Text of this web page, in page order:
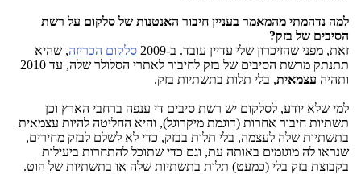
למה נדהמתי מהמאמר בעניין חיבור האנטנות של סלקום על רשת
הסיבים של בזק?
זאת, מפני שהזיכרון שלי עדיין עובד. ב-2009
סלקום הכריזה, שהיא
תתנתק מרשת הסיבים של בזק לחיבור לאתרי הסלולר שלה, עד 2010
ותהיה עצמאית, בלי תלות בתשתיות בזק.
למי שלא יודע, לסלקום יש רשת סיבים די ענפה ברחבי הארץ וכן
תשתיות חיבור אחרות (דוגמת מיקרוגל), והיא החליטה להיות עצמאית
בתשתיות שלה לעצמה, בלי תלות בבזק, כדי לא לשלם לבזק מחירים,
שנראו לה מוגזמים באותה עת, וגם כדי שתוכל להתחרות ביעילות
בקבוצת בזק בלי (כמעט) תלות בתשתיות שלה או בתשתיות של הוט.